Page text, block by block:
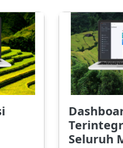
Seluruh